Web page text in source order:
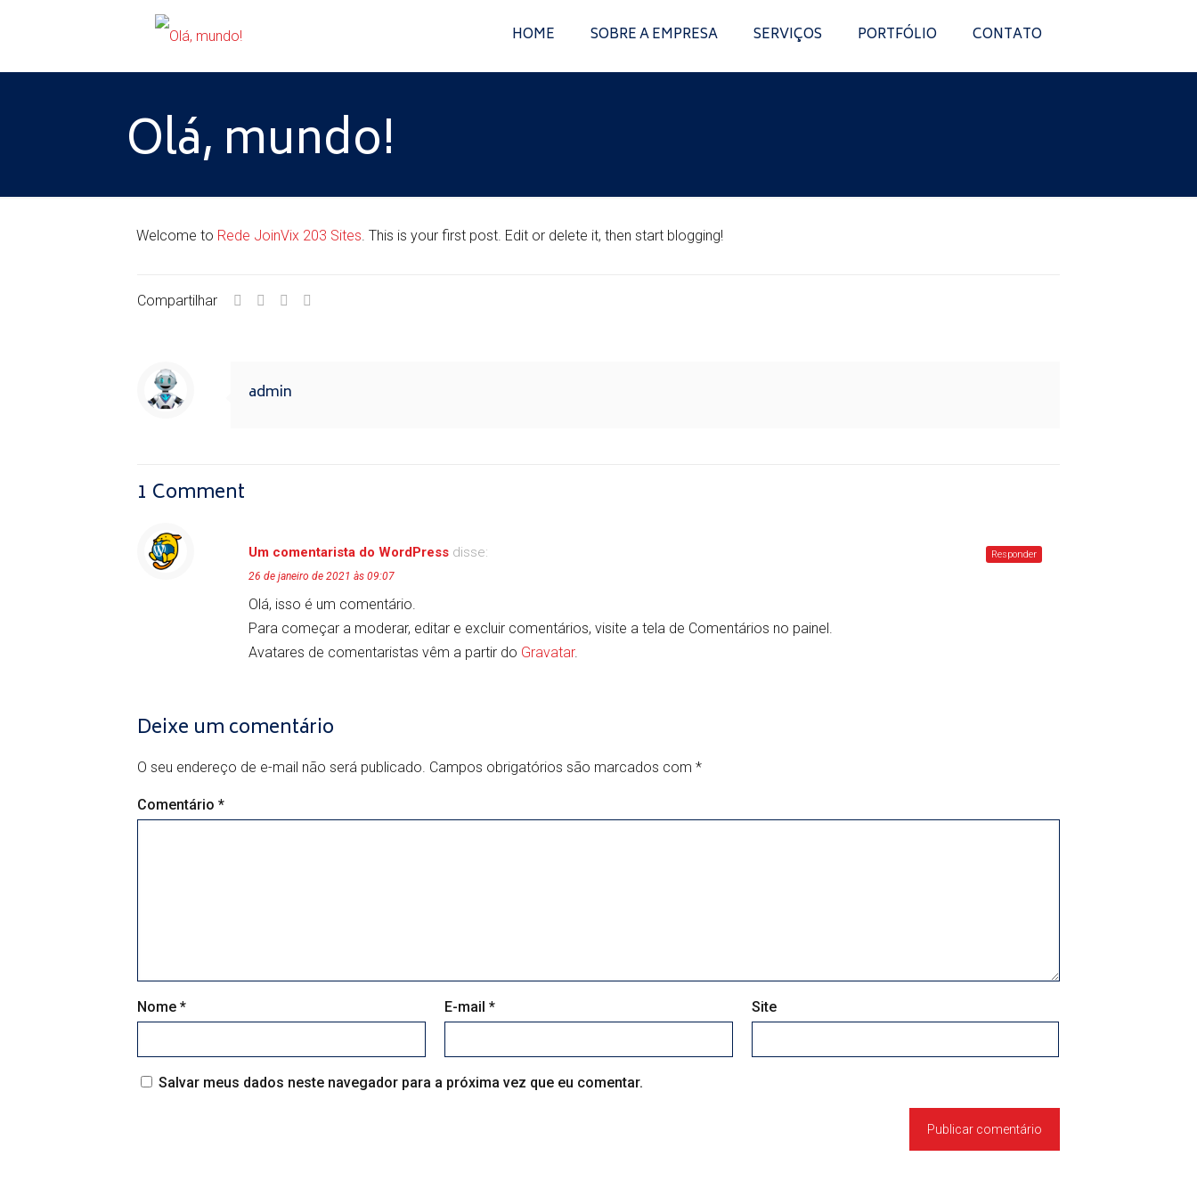
HOME SOBRE A EMPRESA SERVIÇOS PORTFÓLIO CONTATO
Olá, mundo!
Welcome to Rede JoinVix 203 Sites. This is your first post. Edit or delete it, then start blogging!
Compartilhar
admin
1 Comment
Um comentarista do WordPress disse:
26 de janeiro de 2021 às 09:07
Olá, isso é um comentário.
Para começar a moderar, editar e excluir comentários, visite a tela de Comentários no painel.
Avatares de comentaristas vêm a partir do Gravatar.
Responder
Deixe um comentário
O seu endereço de e-mail não será publicado. Campos obrigatórios são marcados com *
Comentário *
Nome * E-mail * Site
Salvar meus dados neste navegador para a próxima vez que eu comentar.